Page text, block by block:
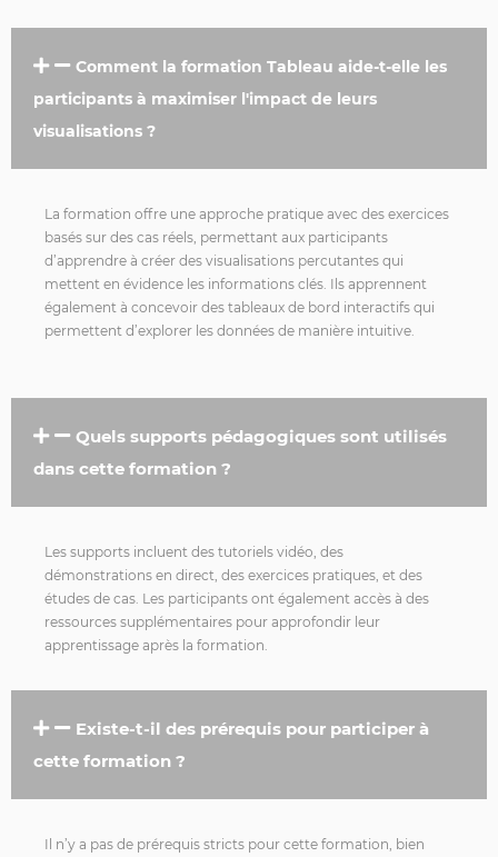
Comment la formation Tableau aide-t-elle les
participants à maximiser l'impact de leurs
visualisations ?
La formation offre une approche pratique avec des exercices
basés sur des cas réels, permettant aux participants
d’apprendre à créer des visualisations percutantes qui
mettent en évidence les informations clés. Ils apprennent
également à concevoir des tableaux de bord interactifs qui
permettent d’explorer les données de manière intuitive.
Quels supports pédagogiques sont utilisés
dans cette formation ?
Les supports incluent des tutoriels vidéo, des
démonstrations en direct, des exercices pratiques, et des
études de cas. Les participants ont également accès à des
ressources supplémentaires pour approfondir leur
apprentissage après la formation.
Existe-t-il des prérequis pour participer à
cette formation ?
Il n’y a pas de prérequis stricts pour cette formation, bien